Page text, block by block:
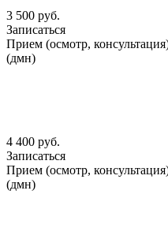
3 500 руб.
Записаться
Прием (осмотр,
(дмн)
4 400 руб.
Записаться
Прием (осмотр,
(дмн)